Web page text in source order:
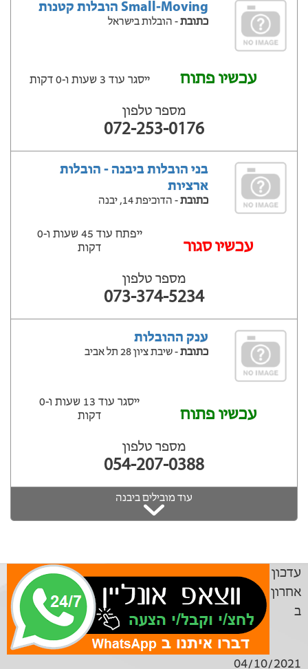
Small-Moving הובלות קטנות
כתובת- הובלות בישראל
עכשיו פתוח ייסגר עוד 3 שעות ‫ו-0 דקות
מספר טלפון
072-253-0176
בני הובלות ביבנה - הובלות
ארציות
כתובת- הדוכיפת 14, יבנה
עכשיו סגור
ייפתח עוד 45 שעות ‫ו-0
דקות
מספר טלפון
073-374-5234
ענק ההובלות
כתובת- שיבת ציון 28 תל אביב
עכשיו פתוח
ייסגר עוד 13 שעות ‫ו-0
דקות
מספר טלפון
054-207-0388
עוד מובילים ביבנה
עדכון
אחרון
ב
04/10/2021